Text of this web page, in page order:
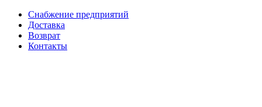
Снабжение предприятий
Доставка
Возврат
Контакты